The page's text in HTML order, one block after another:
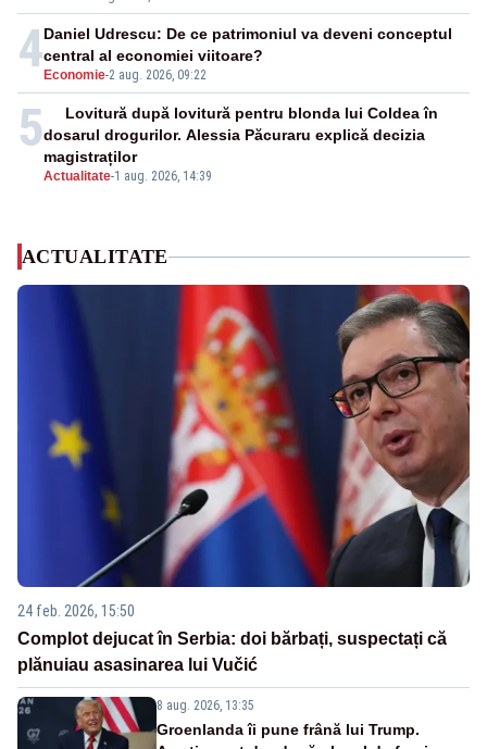
4 Economie-2 aug. 2026, 09:22
Daniel Udrescu: De ce patrimoniul va deveni conceptul
central al economiei viitoare?
5
Actualitate-1 aug. 2026, 14:39
Lovitură după lovitură pentru blonda lui Coldea în
dosarul drogurilor. Alessia Păcuraru explică decizia
magistraților
ACTUALITATE
24 feb. 2026, 15:50
Complot dejucat în Serbia: doi bărbați, suspectați că
plănuiau asasinarea lui Vučić
8 aug. 2026, 13:35
Groenlanda îi pune frână lui Trump.